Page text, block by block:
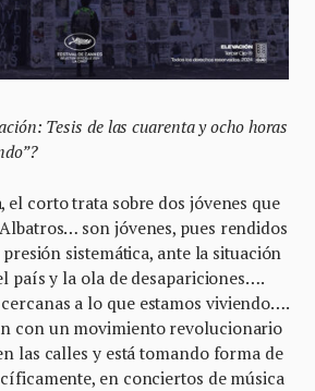
Tesis de las cuarenta y ocho horas
el corto trata sobre dos jóvenes que
son jóvenes, pues rendidos
sistemática, ante la situación
país y la ola de desapariciones….
a lo que estamos viviendo….
con un movimiento revolucionario
las calles y está tomando forma de
en conciertos de música